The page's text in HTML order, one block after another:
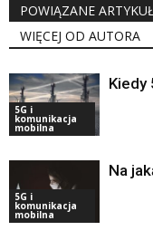
POWIĄZANE
WIĘCEJ OD AUTORA
5G i
komunikacja
mobilna
Kiedy
5G i
komunikacja
mobilna
Na